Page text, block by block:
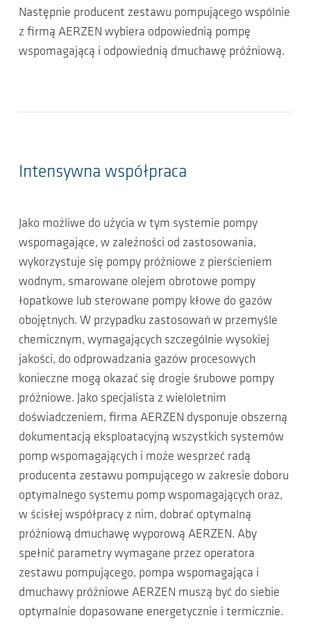
Następnie producent zestawu pompującego wspólnie
z firmą AERZEN wybiera odpowiednią pompę
wspomagającą i odpowiednią dmuchawę próżniową.
Intensywna współpraca
Jako możliwe do użycia w tym systemie pompy
wspomagające, w zależności od zastosowania,
wykorzystuje się pompy próżniowe z pierścieniem
wodnym, smarowane olejem obrotowe pompy
łopatkowe lub sterowane pompy kłowe do gazów
obojętnych. W przypadku zastosowań w przemyśle
chemicznym, wymagających szczególnie wysokiej
jakości, do odprowadzania gazów procesowych
konieczne mogą okazać się drogie śrubowe pompy
próżniowe. Jako specjalista z wieloletnim
doświadczeniem, firma AERZEN dysponuje obszerną
dokumentacją eksploatacyjną wszystkich systemów
pomp wspomagających i może wesprzeć radą
producenta zestawu pompującego w zakresie doboru
optymalnego systemu pomp wspomagających oraz,
w ścisłej współpracy z nim, dobrać optymalną
próżniową dmuchawę wyporową AERZEN. Aby
spełnić parametry wymagane przez operatora
zestawu pompującego, pompa wspomagająca i
dmuchawy próżniowe AERZEN muszą być do siebie
optymalnie dopasowane energetycznie i termicznie.